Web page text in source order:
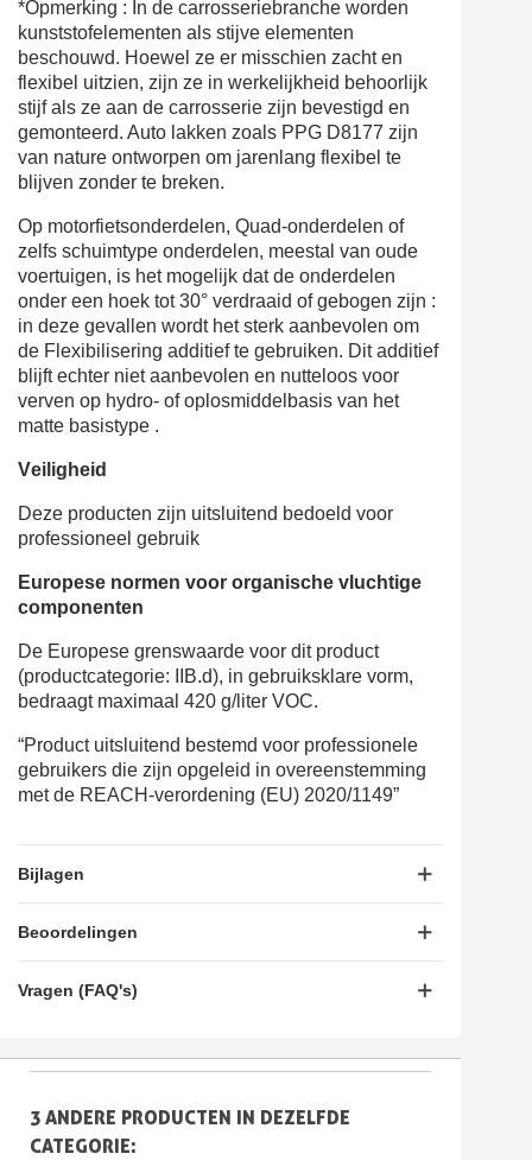
*Opmerking : In de carrosseriebranche worden
kunststofelementen als stijve elementen
beschouwd. Hoewel ze er misschien zacht en
flexibel uitzien, zijn ze in werkelijkheid behoorlijk
stijf als ze aan de carrosserie zijn bevestigd en
gemonteerd. Auto lakken zoals PPG D8177 zijn
van nature ontworpen om jarenlang flexibel te
blijven zonder te breken.
Op motorfietsonderdelen, Quad-onderdelen of
zelfs schuimtype onderdelen, meestal van oude
voertuigen, is het mogelijk dat de onderdelen
onder een hoek tot 30° verdraaid of gebogen zijn :
in deze gevallen wordt het sterk aanbevolen om
de Flexibilisering additief te gebruiken. Dit additief
blijft echter niet aanbevolen en nutteloos voor
verven op hydro- of oplosmiddelbasis van het
matte basistype .
Veiligheid
Deze producten zijn uitsluitend bedoeld voor
professioneel gebruik
Europese normen voor organische vluchtige
componenten
De Europese grenswaarde voor dit product
(productcategorie: IIB.d), in gebruiksklare vorm,
bedraagt maximaal 420 g/liter VOC.
“Product uitsluitend bestemd voor professionele
gebruikers die zijn opgeleid in overeenstemming
met de REACH-verordening (EU) 2020/1149”
Bijlagen
Beoordelingen
Vragen (FAQ's)
3 ANDERE PRODUCTEN IN DEZELFDE
CATEGORIE: